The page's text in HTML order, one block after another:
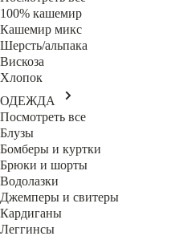
100% кашемир
Кашемир микс
Шерсть/альпака
Вискоза
Хлопок
ОДЕЖДА
Посмотреть все
Блузы
Бомберы и куртки
Брюки и шорты
Водолазки
Джемперы и свитеры
Кардиганы
Леггинсы